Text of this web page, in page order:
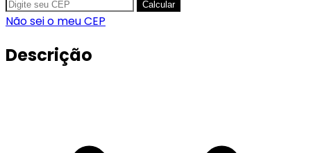
Calcular
Não sei o meu CEP
Descrição